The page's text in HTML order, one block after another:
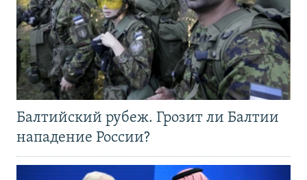
Балтийский рубеж. Грозит ли Балтии
нападение России?